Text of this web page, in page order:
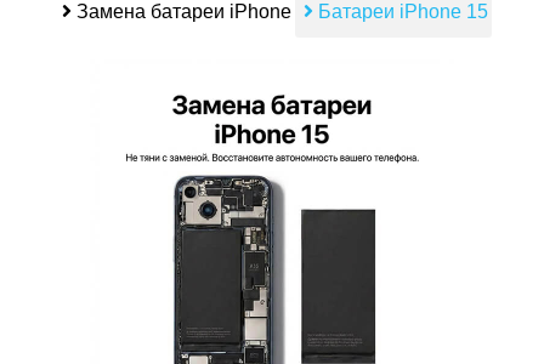
Замена батареи iPhone Батареи iPhone 15